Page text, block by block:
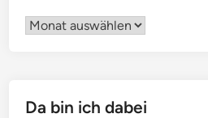
Archiv
Da bin ich dabei